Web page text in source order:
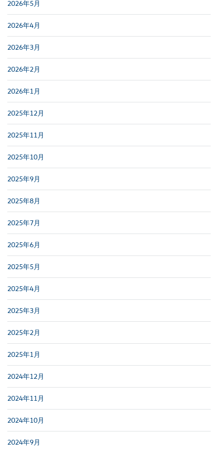
2026年5月
2026年4月
2026年3月
2026年2月
2026年1月
2025年12月
2025年11月
2025年10月
2025年9月
2025年8月
2025年7月
2025年6月
2025年5月
2025年4月
2025年3月
2025年2月
2025年1月
2024年12月
2024年11月
2024年10月
2024年9月